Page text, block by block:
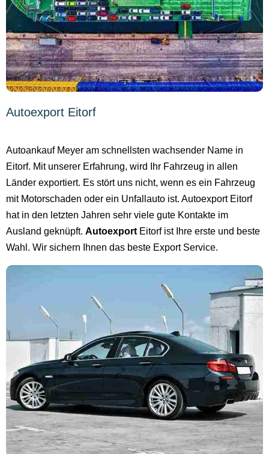
Autoexport Eitorf
Autoankauf Meyer am schnellsten wachsender Name in
Eitorf. Mit unserer Erfahrung, wird Ihr Fahrzeug in allen
Länder exportiert. Es stört uns nicht, wenn es ein Fahrzeug
mit Motorschaden oder ein Unfallauto ist. Autoexport Eitorf
hat in den letzten Jahren sehr viele gute Kontakte im
Ausland geknüpft. Autoexport Eitorf ist Ihre erste und beste
Wahl. Wir sichern Ihnen das beste Export Service.